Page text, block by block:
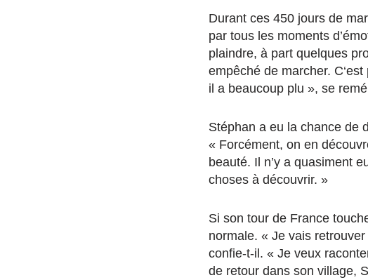
Durant ces 450 jours de
par tous les moments
plaindre, à part quelques
empêché de marcher. C
il a beaucoup plu », se
Stéphan a eu la chance de
« Forcément, on en
beauté. I l n’y a quasiment
choses à découvrir. »
Si son tour de France
normale. « Je vais
confie-t-il. « Je veux
de retour dans son village,